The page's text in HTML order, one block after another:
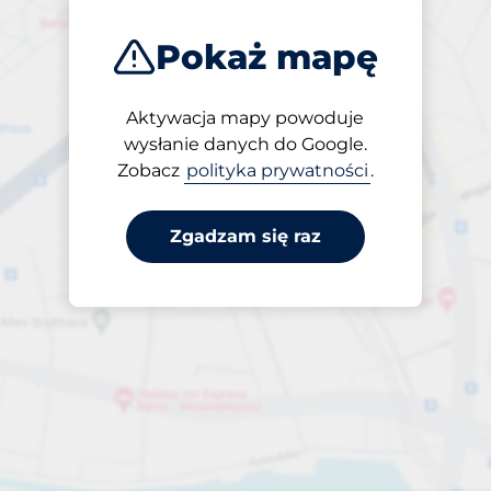
Pokaż mapę
Aktywacja mapy powoduje
wysłanie danych do Google.
Zobacz polityka prywatności .
Zgadzam się raz
Otwarte
24/7